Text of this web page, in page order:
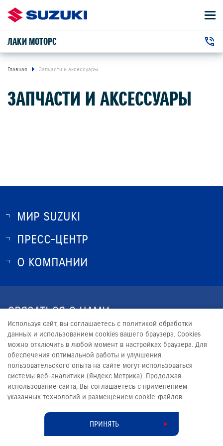
ЛАКИ МОТОРС
г. Екатеринбург, Бебеля улица, 115
АВТОМОБИЛИ
ВЛАДЕЛЬЦАМ
О КОМПАНИИ
Главная Запчасти и аксессуары
ЗАПЧАСТИ И АКСЕССУАРЫ
МИР SUZUKI
О SUZUKI
ПРЕСС-ЦЕНТР
НОВОСТИ
О КОМПАНИИ
СВЯЗАТЬСЯ С НАМИ
+7 (343) 228-38-33
RECEPTION@LMSUZUKI.RU
© 2026
Сделано в ПЕРКС
Используя сайт, вы соглашаетесь с политикой обработки
данных и использованием cookies вашего браузера. Cookies
можно отключить в любой момент в настройках браузера. Для
обеспечения оптимальной работы и улучшения
пользовательского опыта на сайте могут использоваться
системы веб-аналитики (Яндекс.Метрика). Продолжая
использование сайта, Вы соглашаетесь с применением
указанных технологий и размещением cookie-файлов.
ПРИНЯТЬ